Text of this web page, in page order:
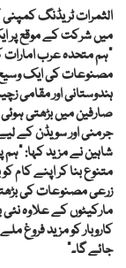
الثمرات ٹریڈنگ
میں شرکت کے موقع پر
مصنوعات کی ایک وسیع
ہندوستانی اور مقامی
صارفین میں بڑھتی
جرمنی اور سویڈن کے
شاہین نے مزید کہا: "ہم
متنوع بنا کر اپنے کام
زرعی مصنوعات کی
مارکیٹوں کے علاوہ
کاروبار کو مزید فروغ
جائے گا۔”